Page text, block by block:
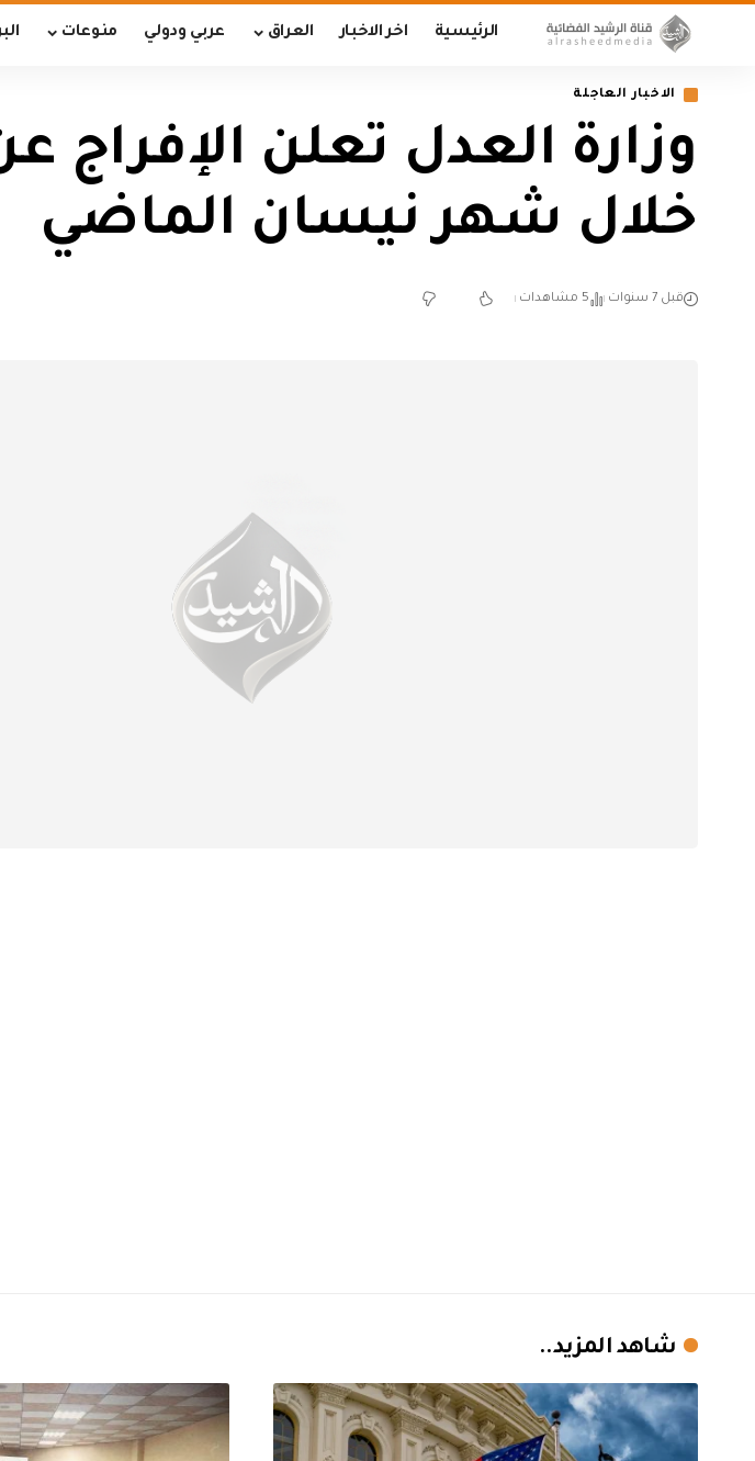
الرئيسية اخر الاخبار العراق عربي ودولي منوعات
الاخبار العاجلة
خلال شهر نيسان الماضي
قبل 7 سنوات 5 مشاهدات
شاهد المزيد..